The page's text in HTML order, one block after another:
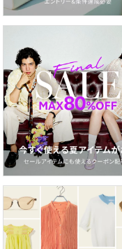
2026.06.19
定番こそアップデート